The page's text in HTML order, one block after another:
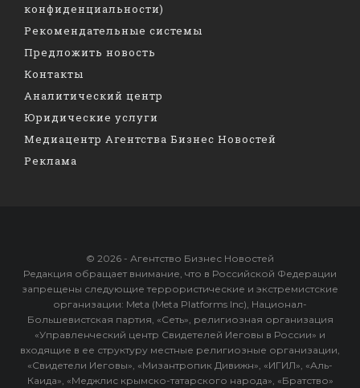
конфиденциальности)
Рекомендательные системы
Предложить новость
Контакты
Аналитический центр
Юридические услуги
Медиацентр Агентства Бизнес Новостей
Реклама
© 2026 - Агентство Бизнес Новостей
Редакция обращает внимание, что в Российской Федерации
запрещены следующие террористические и экстремистские
организации: Meta (Meta Platforms Inc), Национал-
Большевистская партия, «Сеть», религиозная организация
«Управленческий центр Свидетелей Иеговы в России» и
входящие в ее структуру местные религиозные организации,
«Свидетели Иеговы», «Мизантропик Дивижн», «ИГИЛ», «Аль-
Каида», «Меджлис крымско-татарского народа», «Братство»